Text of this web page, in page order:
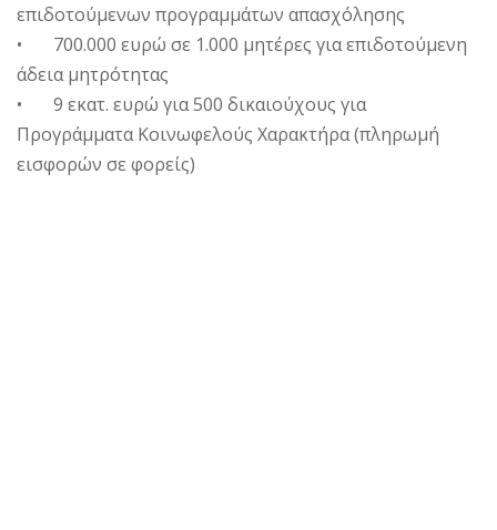
επιδοτούμενων προγραμμάτων απασχόλησης
• 700.000 ευρώ σε 1.000 μητέρες για επιδοτούμενη
άδεια μητρότητας
• 9 εκατ. ευρώ για 500 δικαιούχους για
Προγράμματα Κοινωφελούς Χαρακτήρα (πληρωμή
εισφορών σε φορείς)